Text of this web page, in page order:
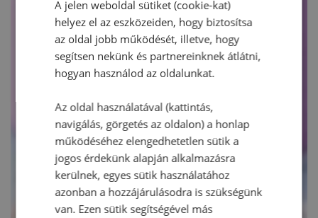
A jelen weboldal sütiket (cookie-kat)
helyez el az eszközeiden, hogy biztosítsa
az oldal jobb működését, illetve, hogy
segítsen nekünk és partnereinknek átlátni,
hogyan használod az oldalunkat.
Az oldal használatával (kattintás,
navigálás, görgetés az oldalon) a honlap
működéséhez elengedhetetlen sütik a
jogos érdekünk alapján alkalmazásra
kerülnek, egyes sütik használatához
azonban a hozzájárulásodra is szükségünk
van. Ezen sütik segítségével más